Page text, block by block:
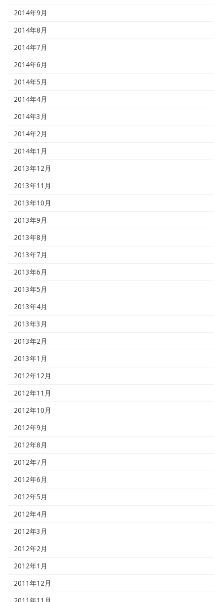
2014年9月
2014年8月
2014年7月
2014年6月
2014年5月
2014年4月
2014年3月
2014年2月
2014年1月
2013年12月
2013年11月
2013年10月
2013年9月
2013年8月
2013年7月
2013年6月
2013年5月
2013年4月
2013年3月
2013年2月
2013年1月
2012年12月
2012年11月
2012年10月
2012年9月
2012年8月
2012年7月
2012年6月
2012年5月
2012年4月
2012年3月
2012年2月
2012年1月
2011年12月
2011年11月